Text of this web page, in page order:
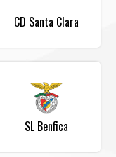
CD Santa Clara
SL Benfica